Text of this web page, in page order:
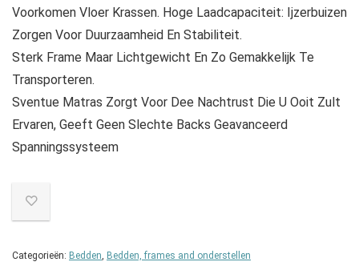
Voorkomen Vloer Krassen. Hoge Laadcapaciteit: Ijzerbuizen
Zorgen Voor Duurzaamheid En Stabiliteit.
Sterk Frame Maar Lichtgewicht En Zo Gemakkelijk Te
Transporteren.
Sventue Matras Zorgt Voor Dee Nachtrust Die U Ooit Zult
Ervaren, Geeft Geen Slechte Backs Geavanceerd
Spanningssysteem
Categorieën: Bedden, Bedden, frames and onderstellen